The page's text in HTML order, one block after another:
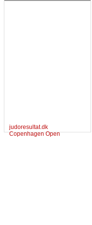
judoresultat.dk
Copenhagen Open